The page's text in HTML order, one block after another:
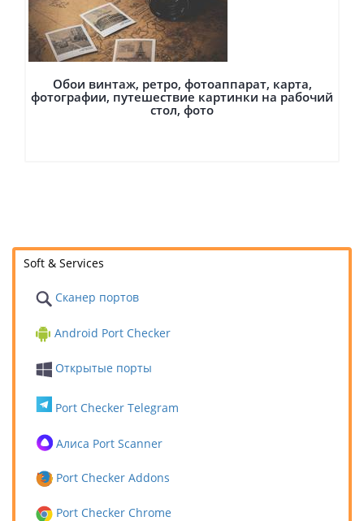
Обои винтаж, ретро, фотоаппарат, карта,
фотографии, путешествие картинки на рабочий
стол, фото
Soft & Services
Сканер портов
Android Port Checker
Открытые порты
Port Checker Telegram
Алиса Port Scanner
Port Checker Addons
Port Checker Chrome